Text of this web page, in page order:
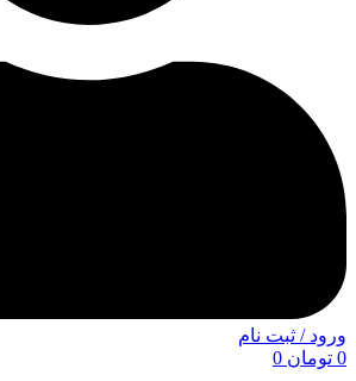
ورود / ثبت نام
0 تومان 0